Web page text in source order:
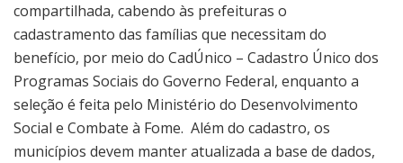
compartilhada, cabendo às prefeituras o
cadastramento das famílias que necessitam do
benefício, por meio do CadÚnico – Cadastro Único dos
Programas Sociais do Governo Federal, enquanto a
seleção é feita pelo Ministério do Desenvolvimento
Social e Combate à Fome. Além do cadastro, os
municípios devem manter atualizada a base de dados,